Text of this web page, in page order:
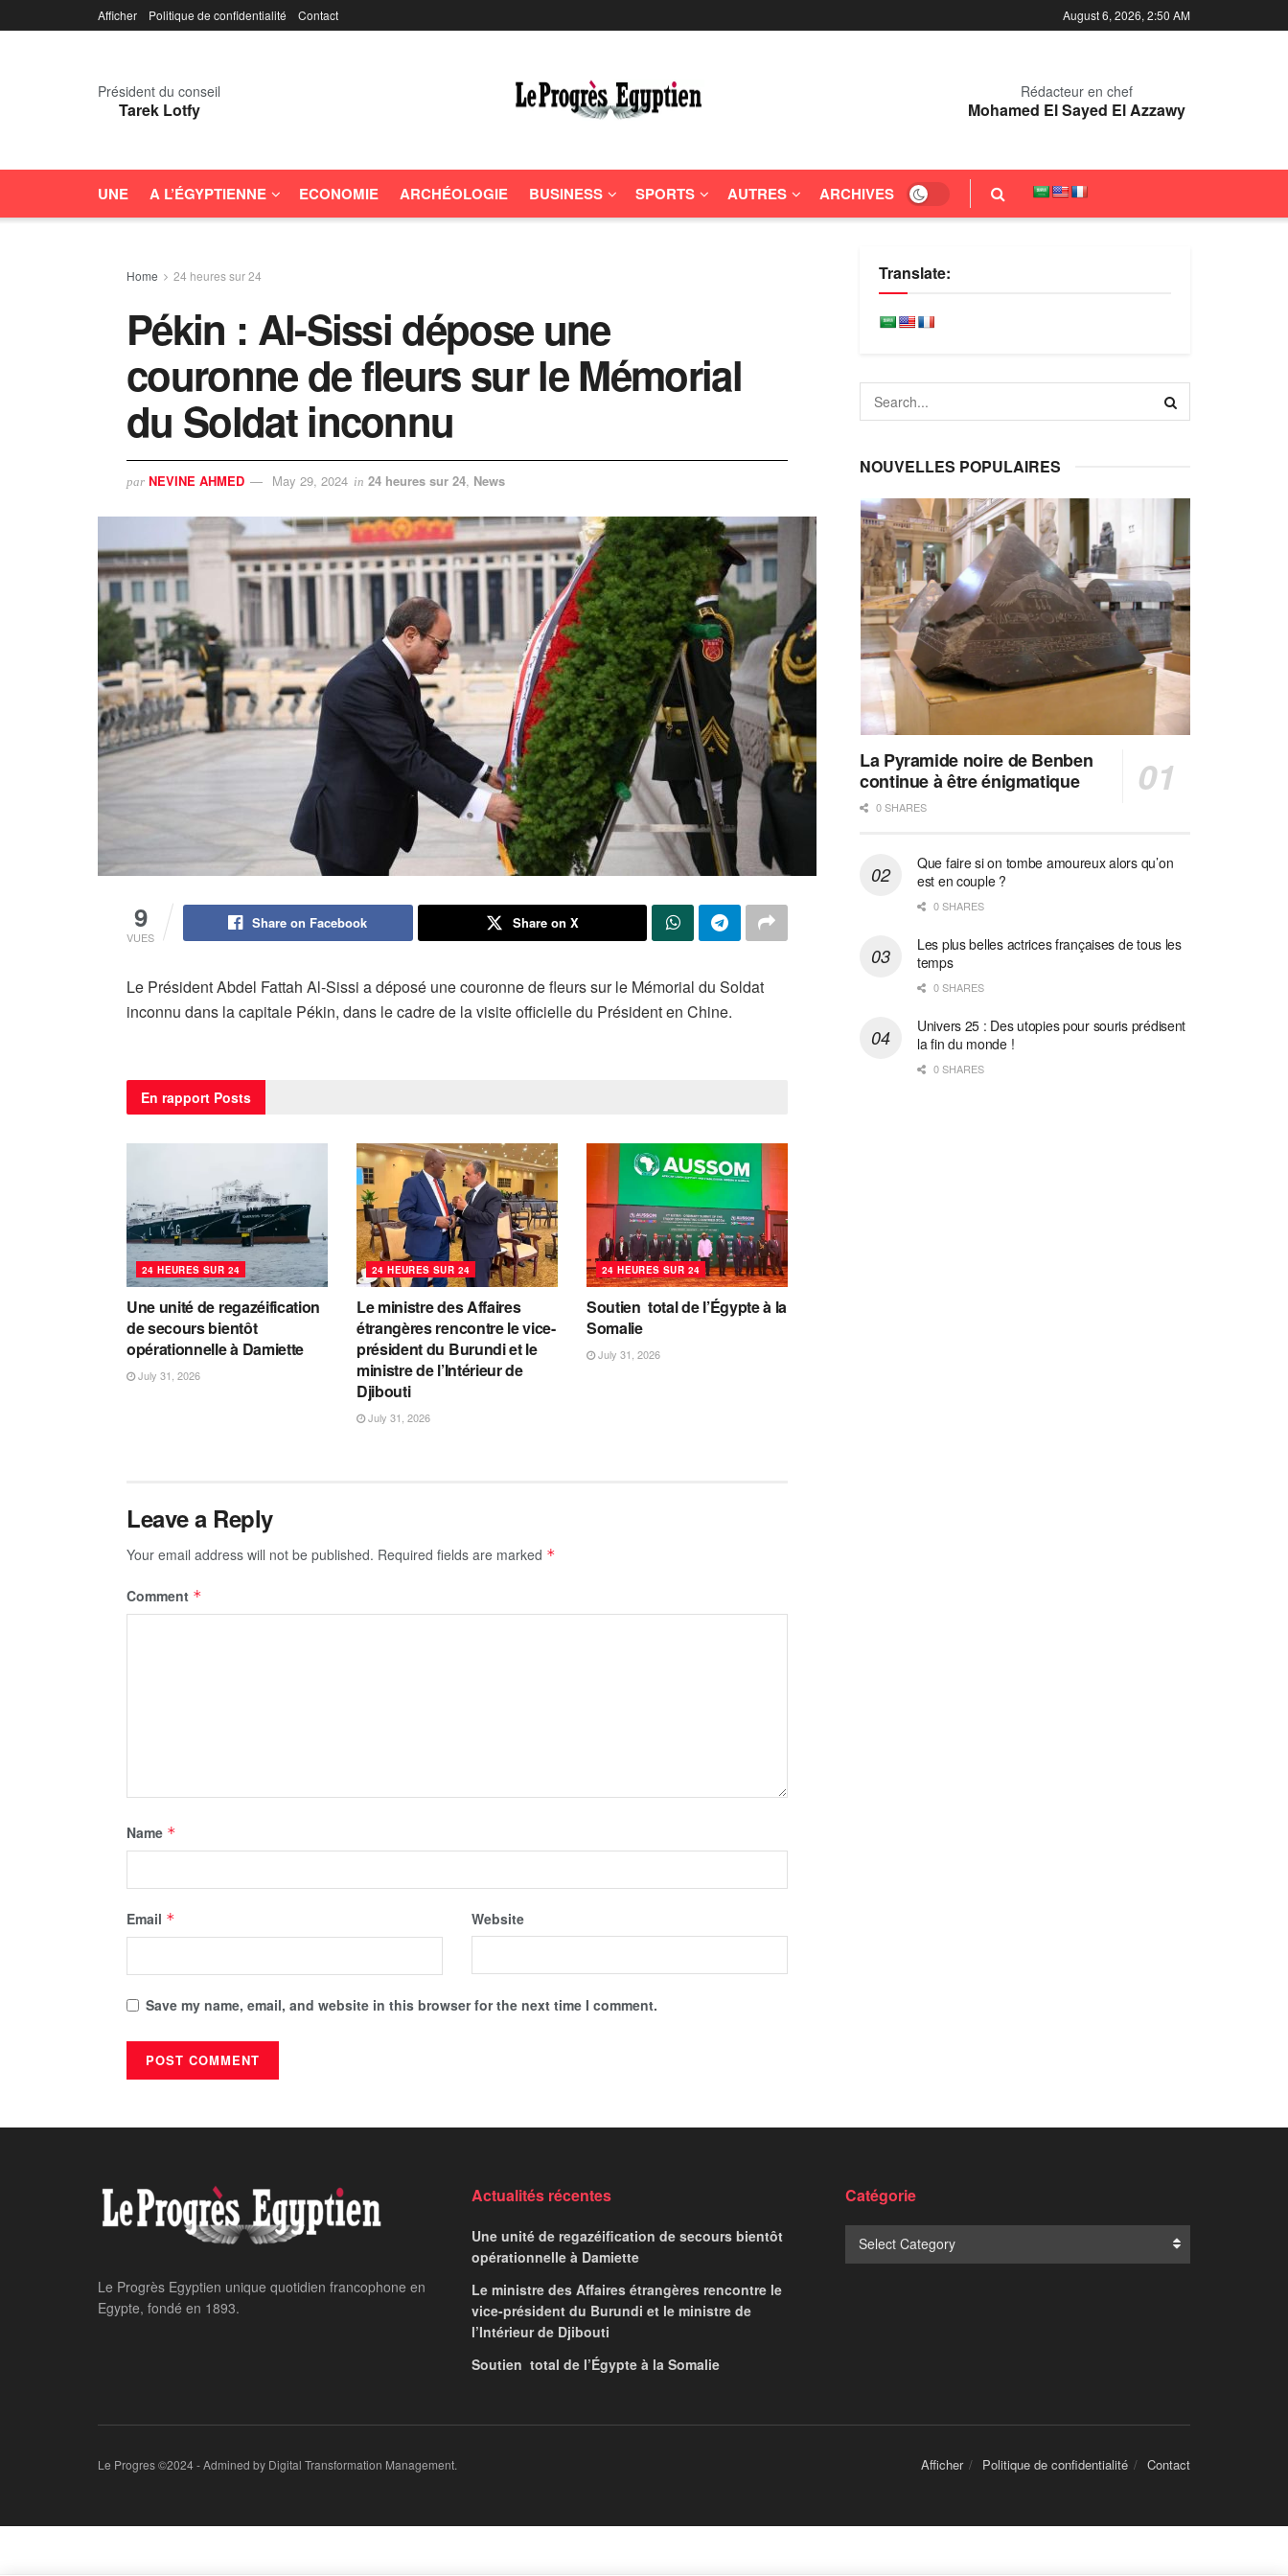
Afficher Politique de confidentialité Contact August 6, 2026, 2:50 AM
Président du conseil
Tarek Lotfy
Rédacteur en chef
Mohamed El Sayed El Azzawy
UNE A L’ÉGYPTIENNE ECONOMIE ARCHÉOLOGIE BUSINESS SPORTS AUTRES ARCHIVES
Home 24 heures sur 24
Pékin : Al-Sissi dépose une
couronne de fleurs sur le Mémorial
du Soldat inconnu
par NEVINE AHMED May 29, 2024 in 24 heures sur 24, News
9
VUES
Share on Facebook Share on X
Le Président Abdel Fattah Al-Sissi a déposé une couronne de fleurs sur le Mémorial du Soldat
inconnu dans la capitale Pékin, dans le cadre de la visite officielle du Président en Chine.
En rapport Posts
24 HEURES SUR 24
Une unité de regazéification
de secours bientôt
opérationnelle à Damiette
July 31, 2026
24 HEURES SUR 24
Le ministre des Affaires
étrangères rencontre le vice-
président du Burundi et le
ministre de l’Intérieur de
Djibouti
July 31, 2026
24 HEURES SUR 24
Soutien total de l’Égypte à la
Somalie
July 31, 2026
Leave a Reply
Your email address will not be published. Required fields are marked *
Comment *
Name *
Email * Website
Save my name, email, and website in this browser for the next time I comment.
Translate:
NOUVELLES POPULAIRES
La Pyramide noire de Benben
continue à être énigmatique
0 SHARES
Que faire si on tombe amoureux alors qu’on
est en couple ?
0 SHARES
Les plus belles actrices françaises de tous les
temps
0 SHARES
Univers 25 : Des utopies pour souris prédisent
la fin du monde !
0 SHARES
24 heures sur 24
Al-Sissi et Xi Jingping discutent de la
conjoncture régionale et de la
Translate:
NOUVELLES POPULAIRES